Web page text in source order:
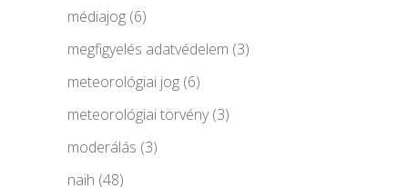
médiajog (6)
megfigyelés adatvédelem (3)
meteorológiai jog (6)
meteorológiai törvény(3)
moderálás (3)
naih (48)